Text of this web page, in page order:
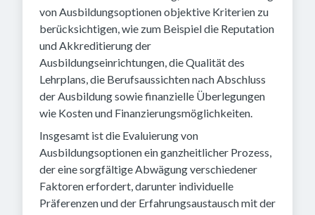
von Ausbildungsoptionen objektive Kriterien zu
berücksichtigen, wie zum Beispiel die Reputation
und Akkreditierung der
Ausbildungseinrichtungen, die Qualität des
Lehrplans, die Berufsaussichten nach Abschluss
der Ausbildung sowie finanzielle Überlegungen
wie Kosten und Finanzierungsmöglichkeiten.
Insgesamt ist die Evaluierung von
Ausbildungsoptionen ein ganzheitlicher Prozess,
der eine sorgfältige Abwägung verschiedener
Faktoren erfordert, darunter individuelle
Präferenzen und der Erfahrungsaustausch mit der